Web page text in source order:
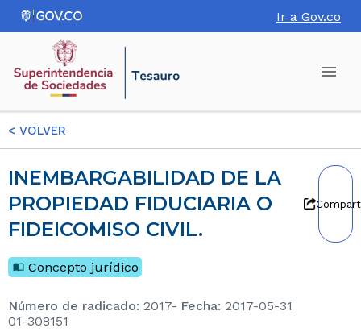
Ir a Gov.co
< VOLVER
INEMBARGABILIDAD DE LA
PROPIEDAD FIDUCIARIA O
FIDEICOMISO CIVIL.
Concepto jurídico
Número de radicado: 2017-
01-308151
Fecha: 2017-05-31